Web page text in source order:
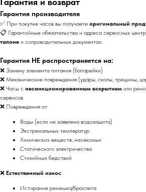
Гарантия производителя
✅ При покупке часов вы получаете оригинальный
📋 Гарантийные обязательства и адреса сервисных
талоне и сопроводительных документах.
Гарантия НЕ распространяется на:
❌ Замену элемента питания (батарейки)
❌ Механические повреждения (удары, сколы, трещины,
❌ Часы с несанкционированным вскрытием или
сервисов
❌ Повреждения от:
Воды (если не заявлена водозащита)
Экстремальных температур
Химических веществ, насекомых
Статического электричества
Стихийных бедствий
❌ Естественный износ:
Истирание ремешка/браслета